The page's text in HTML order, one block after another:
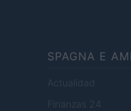
SPAGNA E
Actualidad
Finanzas 24